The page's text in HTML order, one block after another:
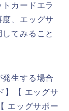
カードエラ
、エッグサ
てみること
生する場合
】【 エッグサ
エッグサポー